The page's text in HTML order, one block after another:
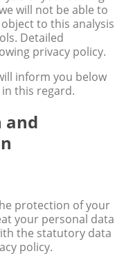
will not be able to
to this analysis
Detailed
privacy policy.
inform you below
this regard.
and
protection of your
your personal data
the statutory data
policy.